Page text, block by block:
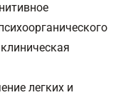
легких и